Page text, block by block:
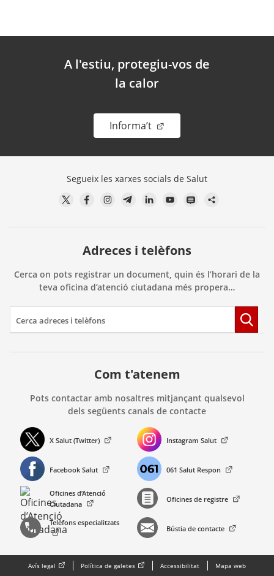
A l'estiu, protegiu-vos de
la calor
Informa’t . Obre en una nova
Segueix les xarxes socials de Salut
Adreces i telèfons
Cerca on pots registrar un document, quin és l’horari de la
teva oficina d’atenció ciutadana més propera…
Com t'atenem
Pots contactar amb nosaltres mitjançant qualsevol
dels següents canals de contacte
X Salut (Twitter)
. Obre en una nova finestra. Instagram Salut
. Obre en una nova finestra.
Facebook Salut
. Obre en una nova finestra. 061 Salut Respon
. Obre en una nova finestra.
Oficines d’Atenció
Ciutadana
. Obre en una nova finestra. Oficines de registre
. Obre en una nova finestra.
Telèfons especialitzats
. Obre en una nova finestra. Bústia de contacte
. Obre en una nova finestra.
Avís legal Política de galetes Accessibilitat Mapa web